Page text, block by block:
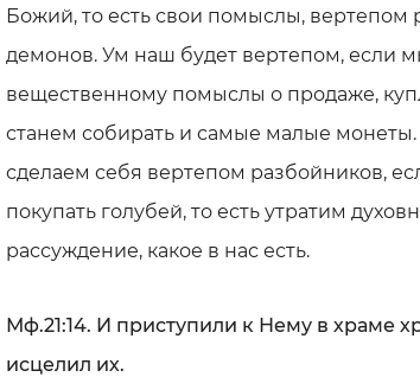
Божий, то есть свои помыслы, вертепом
демонов. Ум наш будет вертепом, если
вещественному помыслы о продаже,
станем собирать и самые малые
сделаем себя вертепом разбойников,
покупать голубей, то есть утратим
рассуждение, какое в нас есть.
Мф.21:14. И приступили к Нему в храме
исцелил их.